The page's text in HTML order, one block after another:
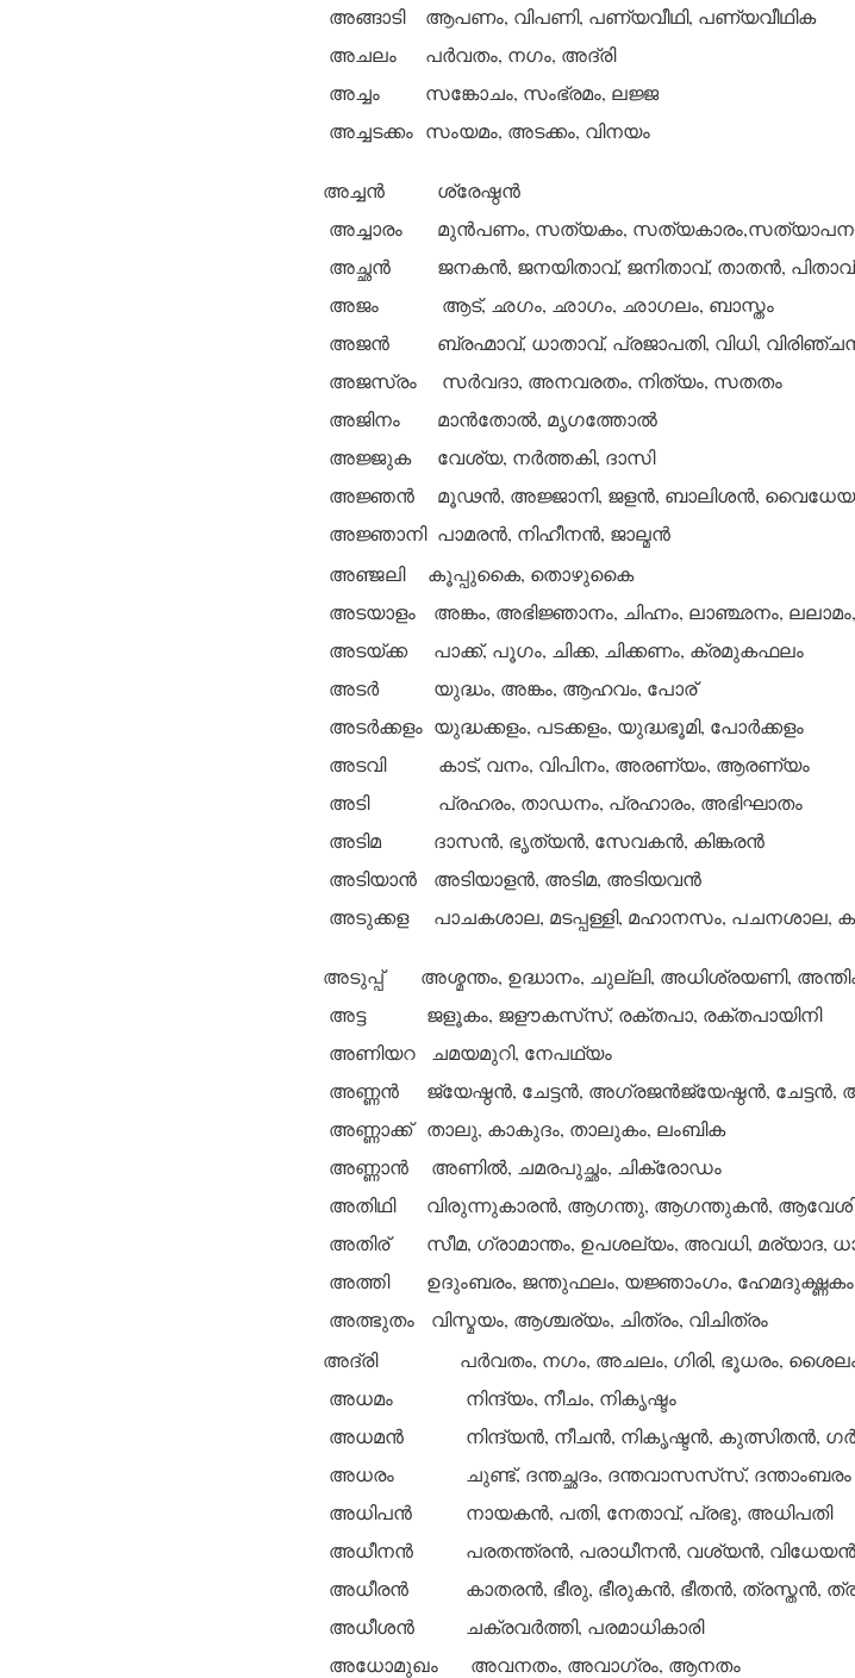
അങ്ങാടി
ആപണം, വിപണി, പണ്യവീഥി, പണ്യവീഥിക
അചലം
പര്‍വതം, നഗം, അദ്രി
അച്ചം
സങ്കോചം, സംഭ്രമം, ലജ്ജ
അച്ചടക്കം സംയമം, അടക്കം, വിനയം
അച്ചന്‍
ശ്രേഷ്ഠന്‍
അച്ചാരം
മുന്‍പണം, സത്യകം,
അച്ഛന്‍
ജനകന്‍, ജനയിതാവ്, ജനിതാവ്, താതന്‍, പിതാവ്,
അജം
ആട്, ഛഗം, ഛാഗം, ഛാഗലം, ബാസ്തം
അജന്‍
ബ്രഹ്മാവ്, ധാതാവ്, പ്രജാപതി, വിധി,
അജസ്രം
സര്‍വദാ, അനവരതം, നിത്യം, സതതം
അജിനം
മാന്‍തോല്‍, മൃഗത്തോല്‍
അജ്ജുക
വേശ്യ, നര്‍ത്തകി, ദാസി
അജ്ഞന്‍
മൂഢന്‍, അജ്ജാനി, ജളന്‍, ബാലിശന്‍,
അജ്ഞാനി പാമരന്‍, നിഹീനന്‍, ജാല്മന്‍
അഞ്ജലി
കൂപ്പുകൈ, തൊഴുകൈ
അടയാളം
അങ്കം, അഭിജ്ഞാനം, ചിഹ്നം, ലാഞ്ഛനം,
അടയ്ക്ക
പാക്ക്, പൂഗം, ചിക്ക, ചിക്കണം, ക്രമുകഫലം
അടര്‍
യുദ്ധം, അങ്കം, ആഹവം, പോര്
അടര്‍ക്കളം യുദ്ധക്കളം, പടക്കളം, യുദ്ധഭൂമി, പോര്‍ക്കളം
അടവി
കാട്, വനം, വിപിനം, അരണ്യം, ആരണ്യം
അടി
പ്രഹരം, താഡനം, പ്രഹാരം, അഭിഘാതം
അടിമ
ദാസന്‍, ഭൃത്യന്‍, സേവകന്‍, കിങ്കരന്‍
അടിയാന്‍
അടിയാളന്‍, അടിമ, അടിയവന്‍
അടുക്കള
പാചകശാല, മടപ്പള്ളി, മഹാനസം, പചനശാല,
അടുപ്പ്
അശ്മന്തം, ഉദ്ധാനം, ചുല്ലി, അധിശ്രയണി,
അട്ട
ജളൂകം, ജളൗകസ്‌സ്, രക്തപാ, രക്തപായിനി
അണിയറ
ചമയമുറി, നേപഥ്യം
അണ്ണന്‍
ജ്യേഷ്ഠന്‍, ചേട്ടന്‍, അഗ്രജന്‍ജ്യേഷ്ഠന്‍,
അണ്ണാക്ക്
താലു, കാകുദം, താലുകം, ലംബിക
അണ്ണാന്‍
അണില്‍, ചമരപുച്ഛം, ചിക്രോഡം
അതിഥി
വിരുന്നുകാരന്‍, ആഗന്തു, ആഗന്തുകന്‍,
അതിര്
സീമ, ഗ്രാമാന്തം, ഉപശല്യം, അവധി, മര്യാദ,
അത്തി
ഉദുംബരം, ജന്തുഫലം, യജ്ഞാംഗം, ഹേമദുഗ്ദ്ധകം
അത്ഭുതം
വിസ്മയം, ആശ്ചര്യം, ചിത്രം, വിചിത്രം
അദ്രി
പര്‍വതം, നഗം, അചലം, ഗിരി, ഭൂധരം,
അധമം
നിന്ദ്യം, നീചം, നികൃഷ്ടം
അധമന്‍
നിന്ദ്യന്‍, നീചന്‍, നികൃഷ്ടന്‍, കുത്സിതന്‍,
അധരം
ചുണ്ട്, ദന്തച്ഛദം, ദന്തവാസസ്‌സ്, ദന്താംബരം
അധിപന്‍
നായകന്‍, പതി, നേതാവ്, പ്രഭു, അധിപതി
അധീനന്‍
പരതന്ത്രന്‍, പരാധീനന്‍, വശ്യന്‍,
അധീരന്‍
കാതരന്‍, ഭീരു, ഭീരുകന്‍, ഭീതന്‍, ത്രസ്തന്‍,
അധീശന്‍
ചക്രവര്‍ത്തി, പരമാധികാരി
അധോമുഖം
അവനതം, അവാഗ്രം, ആനതം